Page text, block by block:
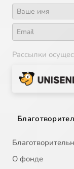
19 Великаго
21
Рассылки
О фонде